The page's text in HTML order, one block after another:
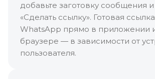
добавьте заготовку сообщения
«Сделать ссылку». Готовая
WhatsApp прямо в приложении
браузере — в зависимости от
пользователя.